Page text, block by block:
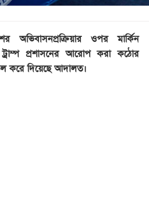
অভিবাসনপ্রক্রিয়ার ওপর মার্কিন
ট্রাম্প প্রশাসনের আরোপ করা কঠোর
করে দিয়েছে আদালত।